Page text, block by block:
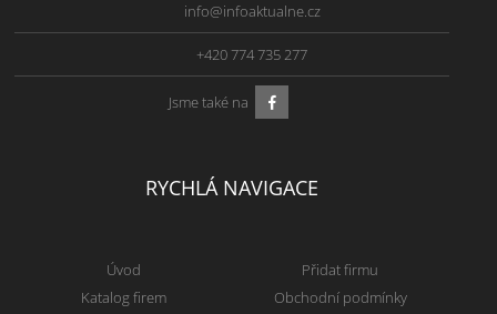
info@infoaktualne.cz
+420 774 735 277
Jsme také na
RYCHLÁ NAVIGACE
Úvod
Katalog firem
Přidat firmu
Obchodní podmínky